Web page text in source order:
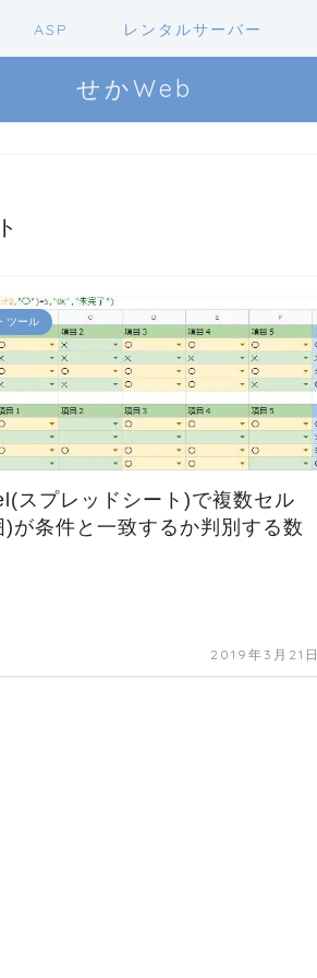
ASP レンタルサーバー
せかWeb
ツール
スプレッドシート)で複数セル
)が条件と一致するか判別する数
2019年3月21日